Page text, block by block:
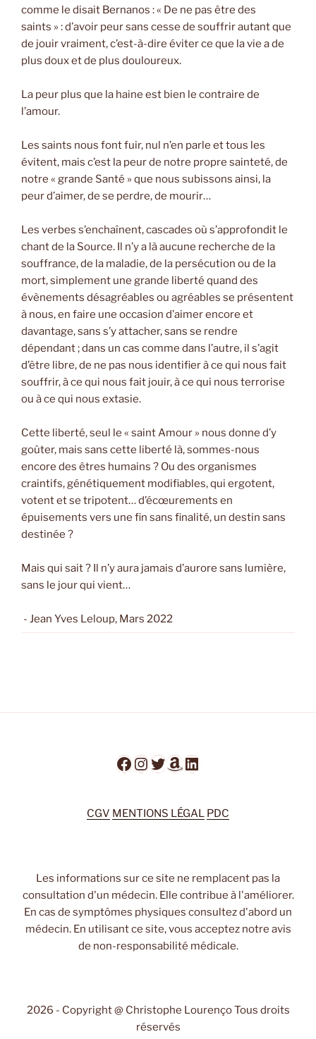
comme le disait Bernanos : « De ne pas être des
saints » : d’avoir peur sans cesse de souffrir autant que
de jouir vraiment, c’est-à-dire éviter ce que la vie a de
plus doux et de plus douloureux.
La peur plus que la haine est bien le contraire de
l’amour.
Les saints nous font fuir, nul n’en parle et tous les
évitent, mais c’est la peur de notre propre sainteté, de
notre « grande Santé » que nous subissons ainsi, la
peur d’aimer, de se perdre, de mourir…
Les verbes s’enchaînent, cascades où s’approfondit le
chant de la Source. Il n’y a là aucune recherche de la
souffrance, de la maladie, de la persécution ou de la
mort, simplement une grande liberté quand des
évènements désagréables ou agréables se présentent
à nous, en faire une occasion d’aimer encore et
davantage, sans s’y attacher, sans se rendre
dépendant ; dans un cas comme dans l’autre, il s’agit
d’être libre, de ne pas nous identifier à ce qui nous fait
souffrir, à ce qui nous fait jouir, à ce qui nous terrorise
ou à ce qui nous extasie.
Cette liberté, seul le « saint Amour » nous donne d’y
goûter, mais sans cette liberté là, sommes-nous
encore des êtres humains ? Ou des organismes
craintifs, génétiquement modifiables, qui ergotent,
votent et se tripotent… d’écœurements en
épuisements vers une fin sans finalité, un destin sans
destinée ?
Mais qui sait ? Il n’y aura jamais d’aurore sans lumière,
sans le jour qui vient…
- Jean Yves Leloup, Mars 2022
Facebook
Instagram
Twitter
Amazon
LinkedIn
CGV MENTIONS LÉGAL PDC
Les informations sur ce site ne remplacent pas la
consultation d'un médecin. Elle contribue à l'améliorer.
En cas de symptômes physiques consultez d'abord un
médecin. En utilisant ce site, vous acceptez notre avis
de non-responsabilité médicale.
2026 - Copyright @ Christophe Lourenço Tous droits
réservés